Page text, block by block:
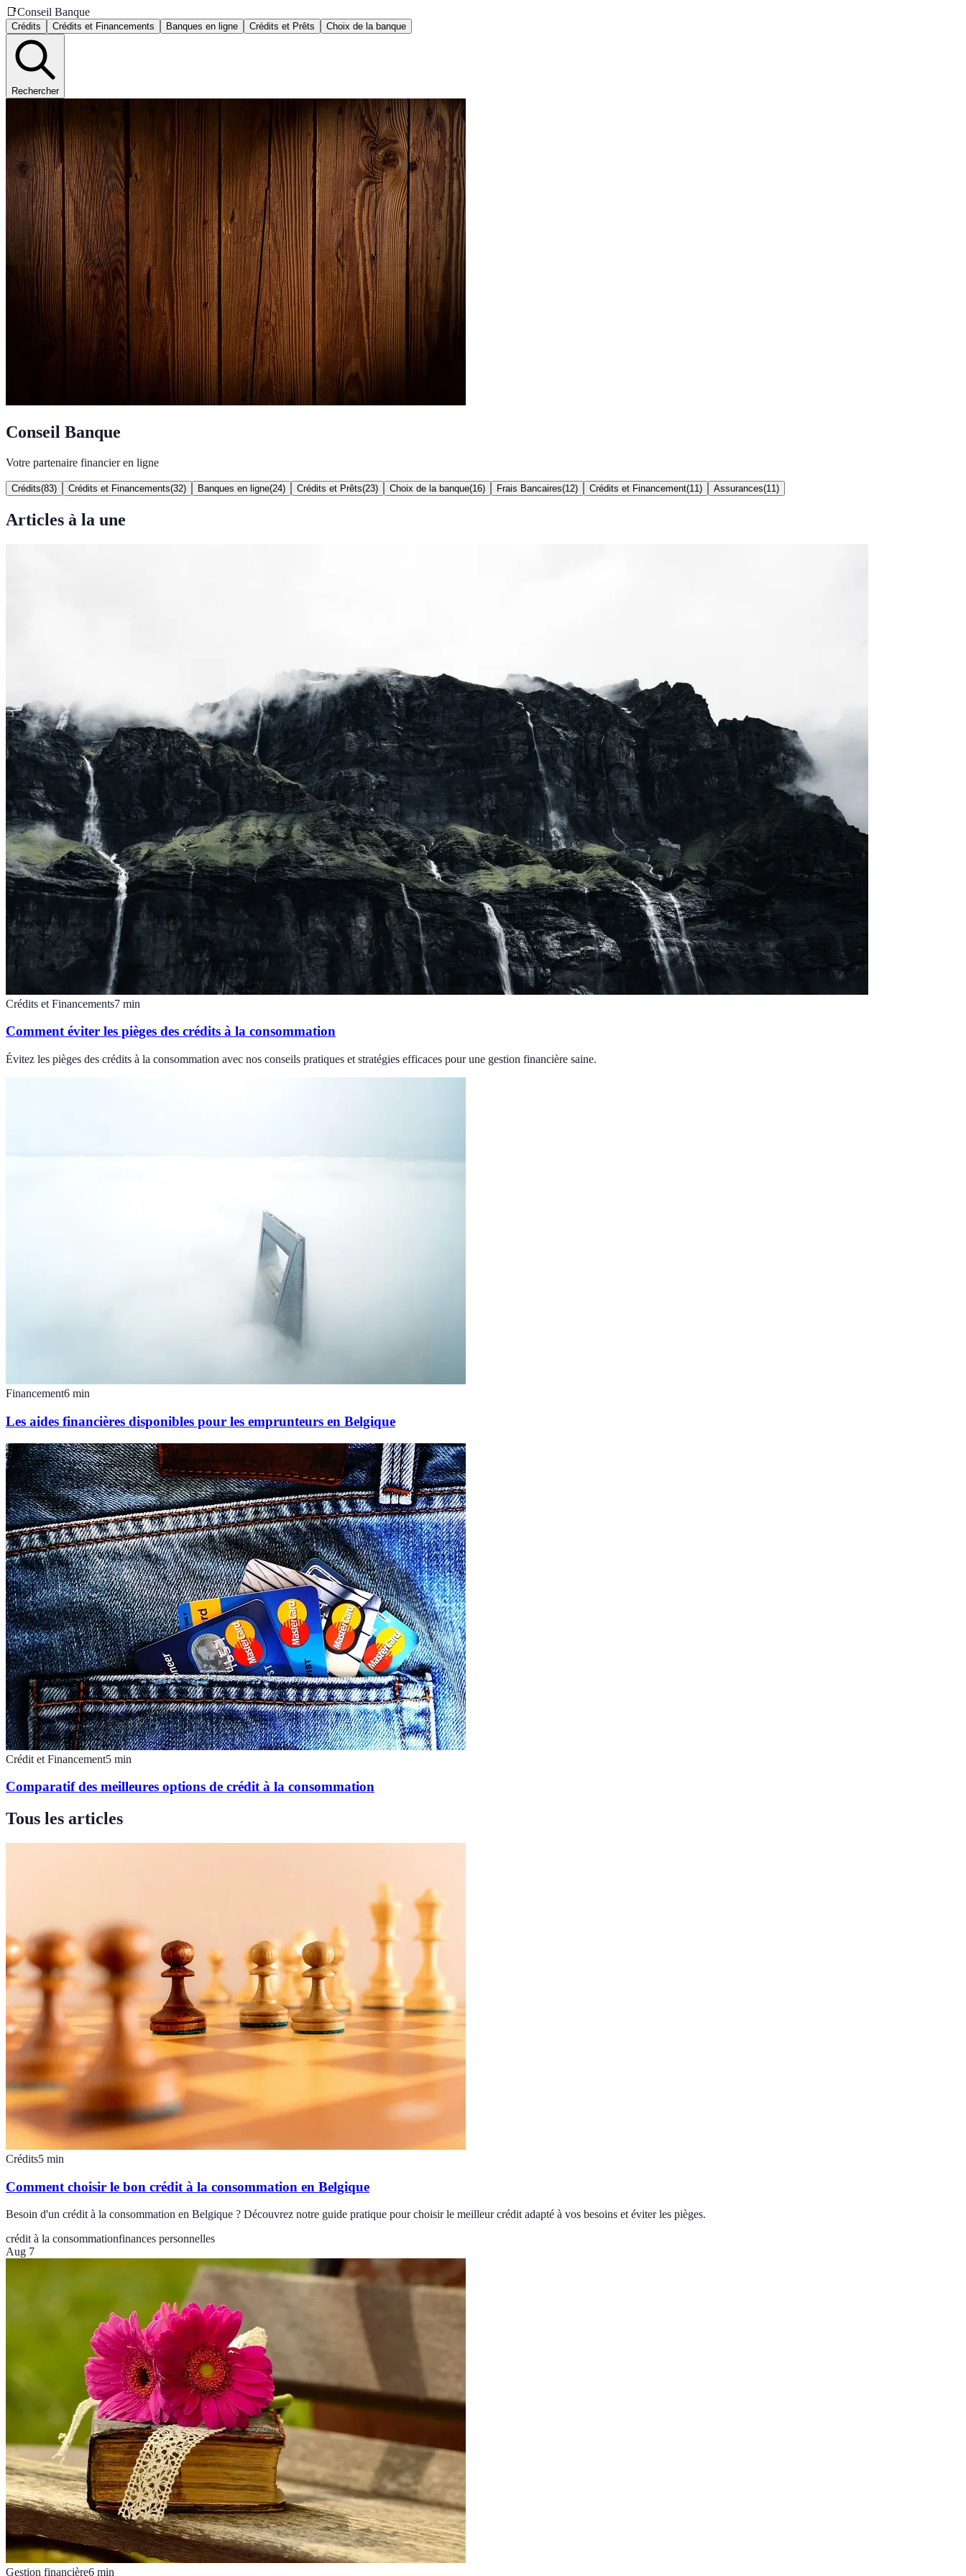
📑Conseil Banque
Crédits Crédits et Financements Banques en ligne Crédits et Prêts Choix de la banque
Rechercher
Conseil Banque
Votre partenaire financier en ligne
Crédits(83) Crédits et Financements(32) Banques en ligne(24) Crédits et Prêts(23) Choix de la banque(16) Frais Bancaires(12) Crédits et Financement(11 ) Assurances(11 )
Articles à la une
Crédits et Financements7 min
Comment éviter les pièges des crédits à la consommation
Évitez les pièges des crédits à la consommation avec nos conseils pratiques et stratégies efficaces pour une gestion financière saine.
Financement6 min
Les aides financières disponibles pour les emprunteurs en Belgique
Crédit et Financement5 min
Comparatif des meilleures options de crédit à la consommation
Tous les articles
Crédits5 min
Comment choisir le bon crédit à la consommation en Belgique
Besoin d'un crédit à la consommation en Belgique ? Découvrez notre guide pratique pour choisir le meilleur crédit adapté à vos besoins et éviter les pièges.
crédit à la consommationfinances personnelles
Aug 7
Gestion financière6 min